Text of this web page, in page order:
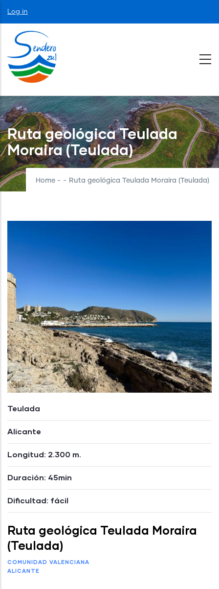
Skip
to
main
content
User
account
menu
Log in
Ruta geológica Teulada
Moraira (Teulada)
Home - - Ruta geológica Teulada Moraira (Teulada)
Teulada
Alicante
Longitud: 2.300 m.
Duración: 45min
Dificultad: fácil
Ruta geológica Teulada Moraira
(Teulada)
COMUNIDAD VALENCIANA
ALICANTE